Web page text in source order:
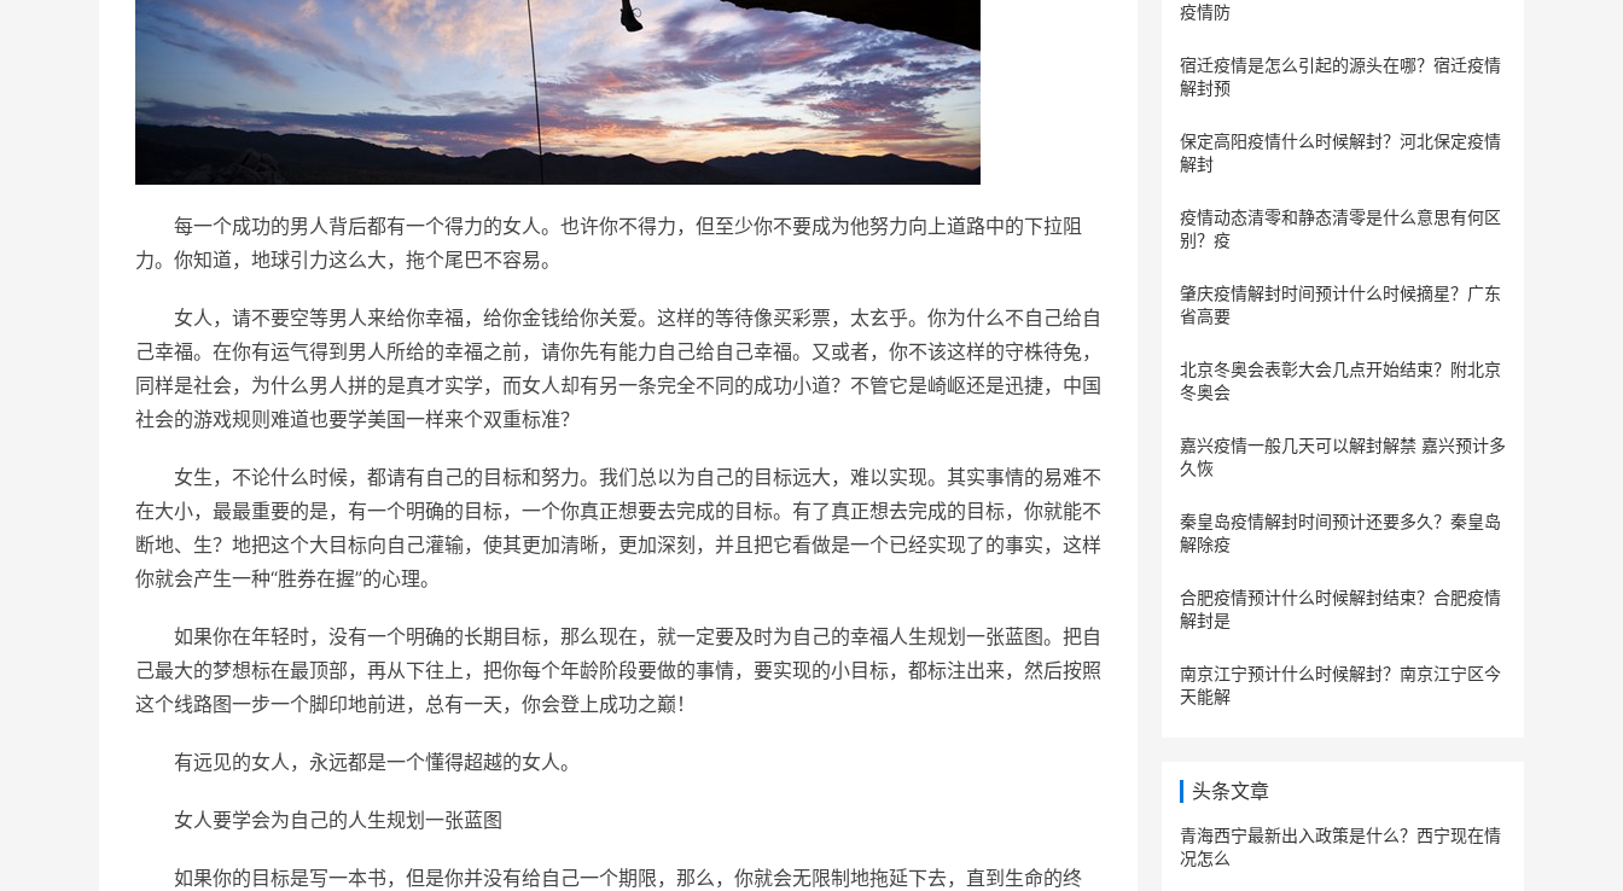
每一个成功的男人背后都有一个得力的女人。也许你不得力，但至少你不要成为他努力向上道路中的下拉阻
力。你知道，地球引力这么大，拖个尾巴不容易。
女人，请不要空等男人来给你幸福，给你金钱给你关爱。这样的等待像买彩票，太玄乎。你为什么不自己给自
己幸福。在你有运气得到男人所给的幸福之前，请你先有能力自己给自己幸福。又或者，你不该这样的守株待兔，
同样是社会，为什么男人拼的是真才实学，而女人却有另一条完全不同的成功小道？不管它是崎岖还是迅捷，中国
社会的游戏规则难道也要学美国一样来个双重标准？
女生，不论什么时候，都请有自己的目标和努力。我们总以为自己的目标远大，难以实现。其实事情的易难不
在大小，最最重要的是，有一个明确的目标，一个你真正想要去完成的目标。有了真正想去完成的目标，你就能不
断地、生？地把这个大目标向自己灌输，使其更加清晰，更加深刻，并且把它看做是一个已经实现了的事实，这样
你就会产生一种“胜券在握”的心理。
如果你在年轻时，没有一个明确的长期目标，那么现在，就一定要及时为自己的幸福人生规划一张蓝图。把自
己最大的梦想标在最顶部，再从下往上，把你每个年龄阶段要做的事情，要实现的小目标，都标注出来，然后按照
这个线路图一步一个脚印地前进，总有一天，你会登上成功之巅！
有远见的女人，永远都是一个懂得超越的女人。
女人要学会为自己的人生规划一张蓝图
如果你的目标是写一本书，但是你并没有给自己一个期限，那么，你就会无限制地拖延下去，直到生命的终
疫情防
宿迁疫情是怎么引起的源头在哪？宿迁疫情
解封预
保定​高阳疫情什么时候解封？河北保定疫情
解封
疫情动态清零和静态清零是什么意思有何区
别？疫
肇庆疫情解封时间预计什么时候摘星？广东
省高要
北京冬奥会表彰大会几点开始结束？附北京
冬奥会
嘉兴疫情一般几天可以解封解禁 嘉兴预计多
久恢
秦皇岛疫情解封时间预计还要多久？秦皇岛
解除疫
合肥疫情预计什么时候解封结束？合肥疫情
解封是
南京江宁预计什么时候解封？南京江宁区今
天能解
头条文章
青海西宁最新出入政策是什么？西宁现在情
况怎么